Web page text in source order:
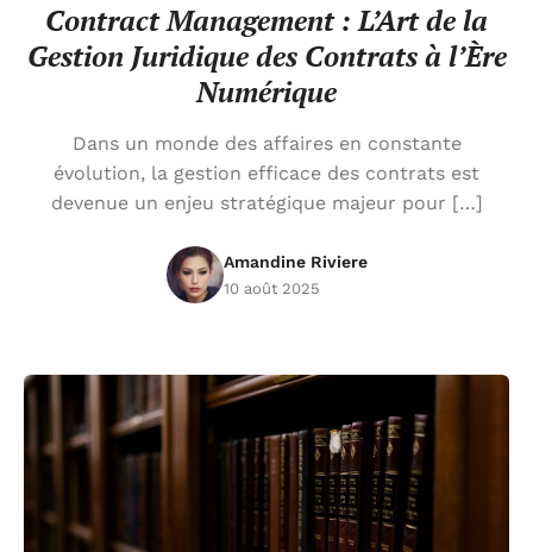
Contract Management : L’Art de la
Gestion Juridique des Contrats à l’Ère
Numérique
Dans un monde des affaires en constante
évolution, la gestion efficace des contrats est
devenue un enjeu stratégique majeur pour […]
Amandine Riviere
10 août 2025